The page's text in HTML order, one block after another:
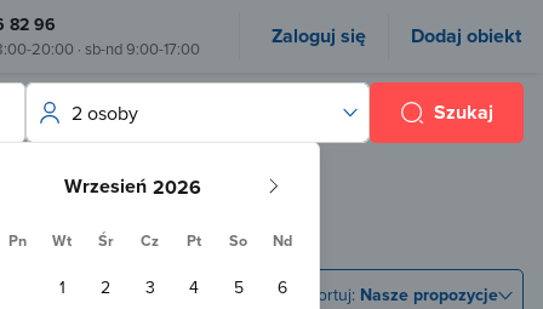
82 96
20:00 · sb-nd 9:00-17:00 Zaloguj się Dodaj obiekt
Wrzesień
Pn Wt Śr Cz Pt So Nd
1 2 3 4 5
6
2 osoby Szukaj
Sortuj: Nasze propozycje